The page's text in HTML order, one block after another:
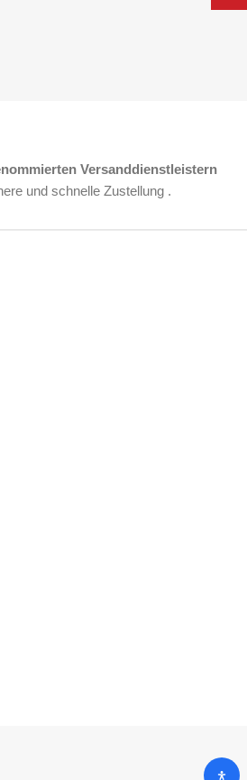
Versanddienstleistern
und schnelle Zustellung .